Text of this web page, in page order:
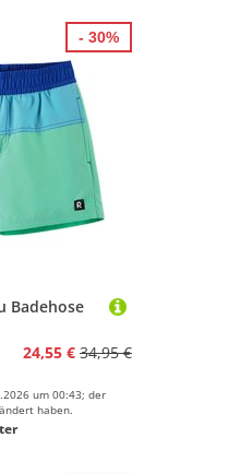
Badehose
24,55 € 34,95 €
um 00:43; der
haben.
- 30%